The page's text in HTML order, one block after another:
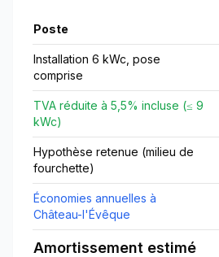
Poste
Installation 6 kWc, pose
comprise
TVA réduite à 5,5% incluse (≤ 9
kWc)
Hypothèse retenue (milieu de
fourchette)
Économies annuelles à
Château-l'Évêque
Amortissement estimé